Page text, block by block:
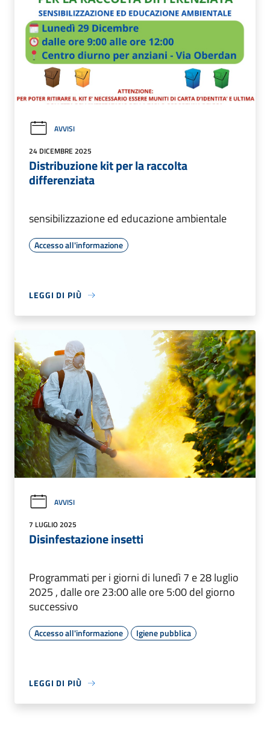
AVVISI
24 DICEMBRE 2025
Distribuzione kit per la raccolta
differenziata
sensibilizzazione ed educazione ambientale
Accesso all'informazione
LEGGI DI PIÙ
AVVISI
7 LUGLIO 2025
Disinfestazione insetti
Programmati per i giorni di lunedì 7 e 28 luglio
2025 , dalle ore 23:00 alle ore 5:00 del giorno
successivo
Accesso all'informazione Igiene pubblica
LEGGI DI PIÙ